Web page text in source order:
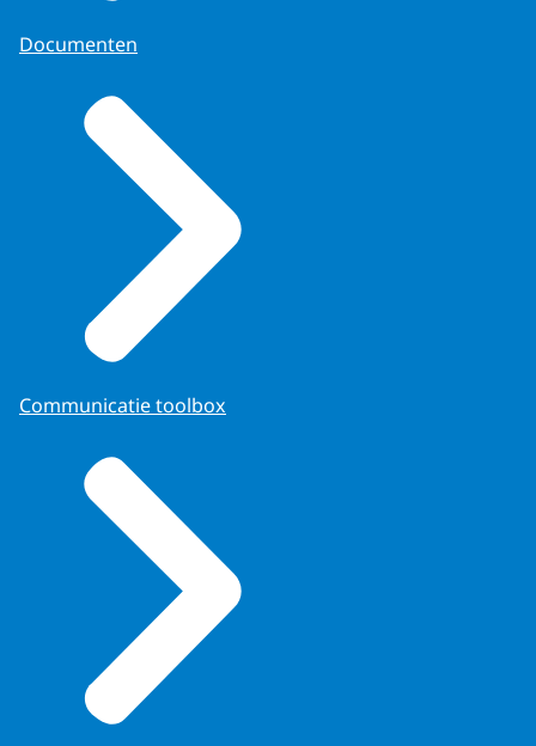
Documenten
Communicatie toolbox